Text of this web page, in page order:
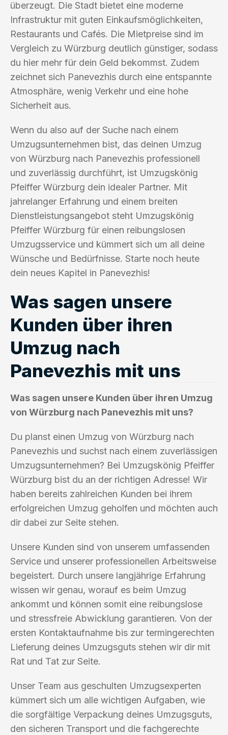
überzeugt. Die Stadt bietet eine moderne
Infrastruktur mit guten Einkaufsmöglichkeiten,
Restaurants und Cafés. Die Mietpreise sind im
Vergleich zu Würzburg deutlich günstiger, sodass
du hier mehr für dein Geld bekommst. Zudem
zeichnet sich Panevezhis durch eine entspannte
Atmosphäre, wenig Verkehr und eine hohe
Sicherheit aus.
Wenn du also auf der Suche nach einem
Umzugsunternehmen bist, das deinen Umzug
von Würzburg nach Panevezhis professionell
und zuverlässig durchführt, ist Umzugskönig
Pfeiffer Würzburg dein idealer Partner. Mit
jahrelanger Erfahrung und einem breiten
Dienstleistungsangebot steht Umzugskönig
Pfeiffer Würzburg für einen reibungslosen
Umzugsservice und kümmert sich um all deine
Wünsche und Bedürfnisse. Starte noch heute
dein neues Kapitel in Panevezhis!
Was sagen unsere
Kunden über ihren
Umzug nach
Panevezhis mit uns
Was sagen unsere Kunden über ihren Umzug
von Würzburg nach Panevezhis mit uns?
Du planst einen Umzug von Würzburg nach
Panevezhis und suchst nach einem zuverlässigen
Umzugsunternehmen? Bei Umzugskönig Pfeiffer
Würzburg bist du an der richtigen Adresse! Wir
haben bereits zahlreichen Kunden bei ihrem
erfolgreichen Umzug geholfen und möchten auch
dir dabei zur Seite stehen.
Unsere Kunden sind von unserem umfassenden
Service und unserer professionellen Arbeitsweise
begeistert. Durch unsere langjährige Erfahrung
wissen wir genau, worauf es beim Umzug
ankommt und können somit eine reibungslose
und stressfreie Abwicklung garantieren. Von der
ersten Kontaktaufnahme bis zur termingerechten
Lieferung deines Umzugsguts stehen wir dir mit
Rat und Tat zur Seite.
Unser Team aus geschulten Umzugsexperten
kümmert sich um alle wichtigen Aufgaben, wie
die sorgfältige Verpackung deines Umzugsguts,
den sicheren Transport und die fachgerechte